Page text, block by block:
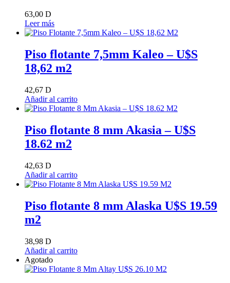
63,00 D
Leer más
Piso flotante 7,5mm Kaleo – U$S
18,62 m2
42,67 D
Añadir al carrito
Piso flotante 8 mm Akasia – U$S
18.62 m2
42,63 D
Añadir al carrito
Piso flotante 8 mm Alaska U$S 19.59
m2
38,98 D
Añadir al carrito
Agotado